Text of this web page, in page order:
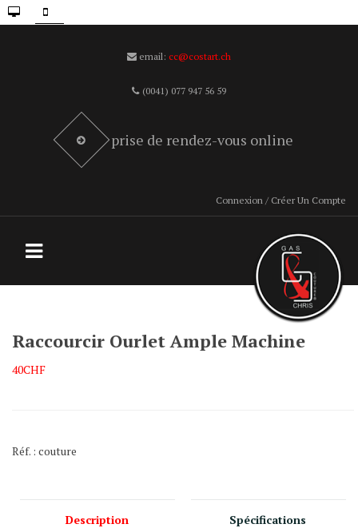
email:cc@costart.ch
(0041) 077 947 56 59
prise de rendez-vous online
Connexion / Créer Un Compte
Raccourcir Ourlet Ample Machine
40CHF
Réf. : couture
Description Spécifications